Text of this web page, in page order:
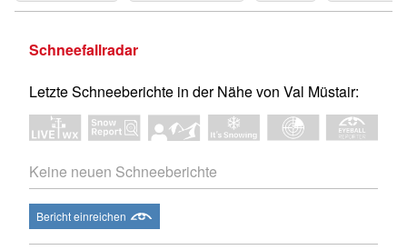
Schneefallradar
Letzte Schneeberichte in der Nähe von Val Müstair:
Keine neuen Schneeberichte
Bericht einreichen